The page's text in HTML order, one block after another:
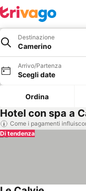
Destinazione
Camerino
Arrivo/Partenza
Scegli date
Ordina
Hotel con spa a
Come i pagamenti
Di tendenza